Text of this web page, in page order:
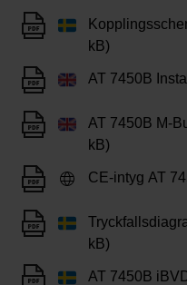
kB)
AT 7450B
AT 7450B M-
kB)
CE-intyg AT
kB)
AT 7450B